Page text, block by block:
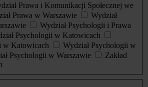
Prawa i Komunikacji Społecznej we
Prawa w Warszawie
Wydział
Wydział Psychologii i Prawa
Psychologii w Katowicach
w Katowicach
Wydział Psychologii w
Psychologii w Warszawie
Zakład